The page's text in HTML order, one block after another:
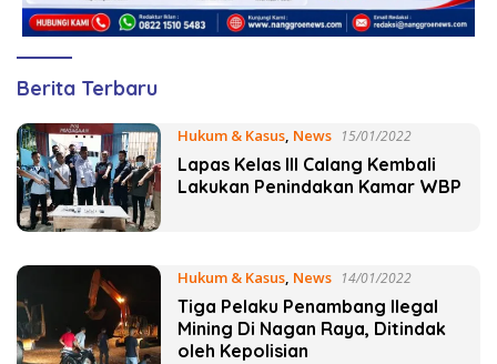
Nanggroe
Berita Terbaru
Hukum & Kasus, News 15/01/2022
Lapas Kelas III Calang Kembali
Lakukan Penindakan Kamar WBP
Hukum & Kasus, News 14/01/2022
Tiga Pelaku Penambang Ilegal
Mining Di Nagan Raya, Ditindak
oleh Kepolisian